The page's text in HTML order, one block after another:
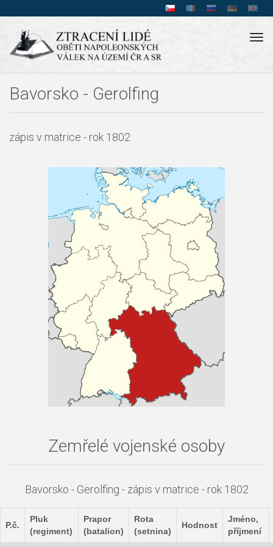
Bavorsko - Gerolfing
zápis v matrice - rok 1802
Zemřelé vojenské osoby
Bavorsko - Gerolfing - zápis v matrice - rok 1802
P.č.
Pluk
(regiment)
Prapor
(batalion)
Rota
(setnina)
Hodnost
Jméno,
příjmení